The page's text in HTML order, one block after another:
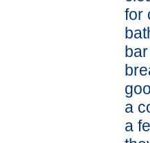
for
a
a